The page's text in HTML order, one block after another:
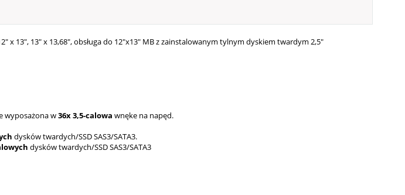
13", 13" x 13,68", obsługa do 12"x13" MB z zainstalowanym tylnym dyskiem twardym 2,5"
wyposażona w36x 3,5-calowa wnęke na napęd.
dysków twardych/SSD SAS3/SATA3.
dysków twardych/SSD SAS3/SATA3